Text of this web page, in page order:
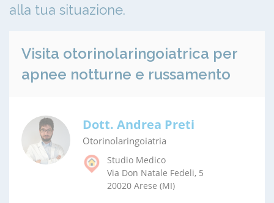
alla tua situazione.
Visita otorinolaringoiatrica per
apnee notturne e russamento
Dott. Andrea Preti
Otorinolaringoiatria
Studio Medico
Via Don Natale Fedeli, 5
20020 Arese (MI)